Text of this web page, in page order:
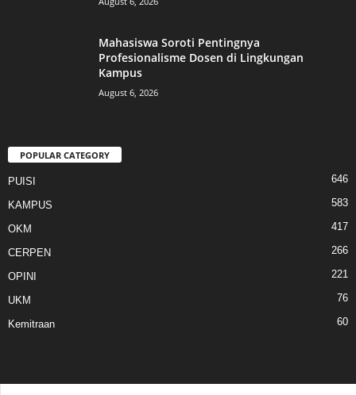
Mahasiswa Soroti Pentingnya
Profesionalisme Dosen di Lingkungan
Kampus
August 6, 2026
POPULAR CATEGORY
PUISI 646
KAMPUS 583
OKM 417
CERPEN 266
OPINI 221
UKM 76
Kemitraan 60